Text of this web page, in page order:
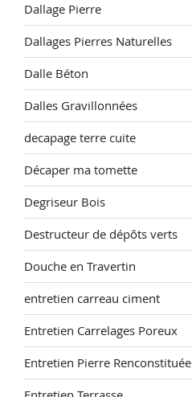
Dallage Pierre
Dallages Pierres Naturelles
Dalle Béton
Dalles Gravillonnées
decapage terre cuite
Décaper ma tomette
Degriseur Bois
Destructeur de dépôts verts
Douche en Travertin
entretien carreau ciment
Entretien Carrelages Poreux
Entretien Pierre Renconstituée